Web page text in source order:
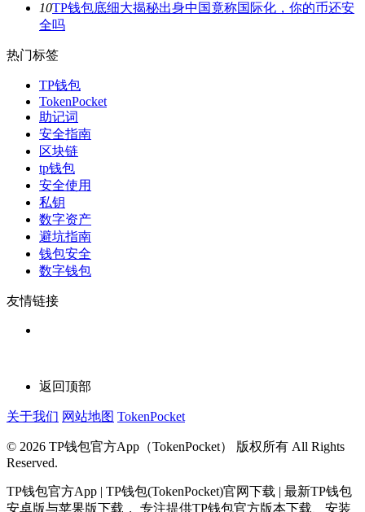
10TP钱包底细大揭秘出身中国竟称国际化，你的币还安
全吗
热门标签
TP钱包
TokenPocket
助记词
安全指南
区块链
tp钱包
安全使用
私钥
数字资产
避坑指南
钱包安全
数字钱包
友情链接
返回顶部
关于我们 网站地图 TokenPocket
© 2026 TP钱包官方App（TokenPocket） 版权所有 All Rights
Reserved.
TP钱包官方App | TP钱包(TokenPocket)官网下载 | 最新TP钱包
安卓版与苹果版下载， 专注提供TP钱包官方版本下载、安装